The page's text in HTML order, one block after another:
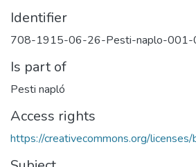
Identifier
708-1915-06-26-Pesti-naplo-001-
Is part of
Pesti napló
Access rights
https://creativecommons.org/